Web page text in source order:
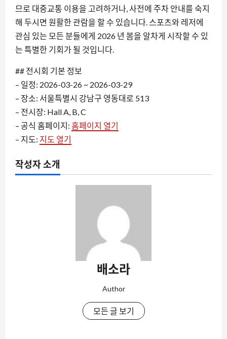
므로 대중교통 이용을 고려하거나, 사전에 주차 안내를 숙지
해 두시면 원활한 관람을 할 수 있습니다. 스포츠와 레저에
관심 있는 모든 분들에게 2026 년 봄을 알차게 시작할 수 있
는 특별한 기회가 될 것입니다.
## 전시회 기본 정보
– 일정: 2026-03-26 ~ 2026-03-29
– 장소: 서울특별시 강남구 영동대로 513
– 전시장: Hall A, B, C
– 공식 홈페이지: 홈페이지 열기
– 지도: 지도 열기
작성자 소개
배소라
Author
모든 글 보기